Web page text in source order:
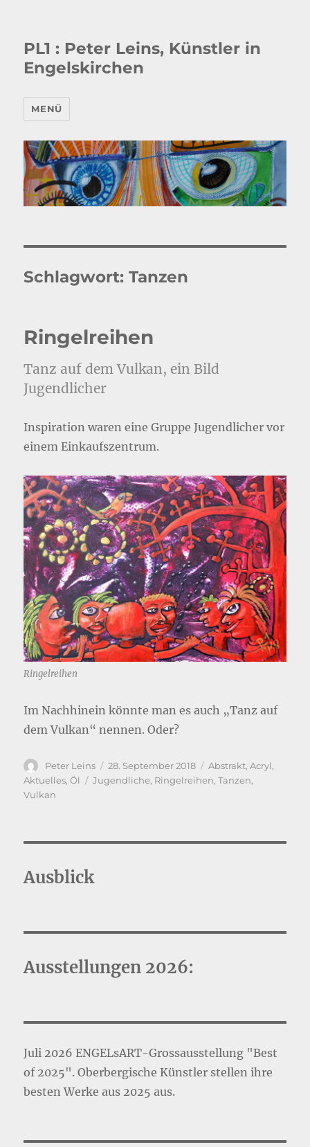
PL1 : Peter Leins, Künstler in
Engelskirchen
MENÜ
Schlagwort:Tanzen
Ringelreihen
Tanz auf dem Vulkan, ein Bild
Jugendlicher
Inspiration waren eine Gruppe Jugendlicher vor
einem Einkaufszentrum.
Ringelreihen
Im Nachhinein könnte man es auch „Tanz auf
dem Vulkan“ nennen. Oder?
Autor
Peter Leins
Veröffentlicht
am
28. September 2018 Kategorien
Abstrakt,Acryl,
Aktuelles,Öl Schlagwörter
Jugendliche, Ringelreihen,Tanzen,
Vulkan
Ausblick
Ausstellungen 2026:
Juli 2026 ENGELsART-Grossausstellung "Best
of 2025". Oberbergische Künstler stellen ihre
besten Werke aus 2025 aus.